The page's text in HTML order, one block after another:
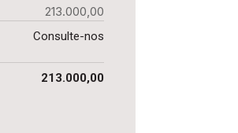
213.000,00
Consulte-nos
213.000,00